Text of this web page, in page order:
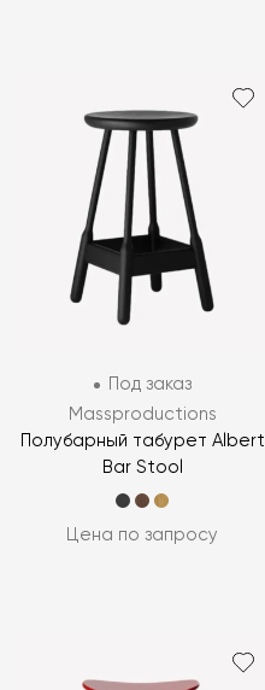
Под заказ
Massproductions
Полубарный табурет Albert
Bar Stool
Цена по запросу